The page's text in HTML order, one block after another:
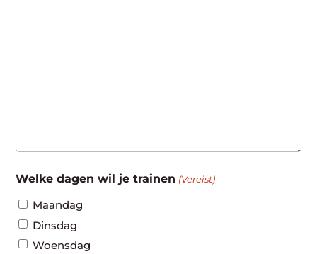
Welke dagen wil je trainen (Vereist)
Maandag
Dinsdag
Woensdag